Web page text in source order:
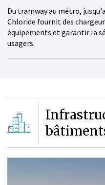
Du tramway au métro,
Chloride fournit des
équipements et garantir la
usagers.